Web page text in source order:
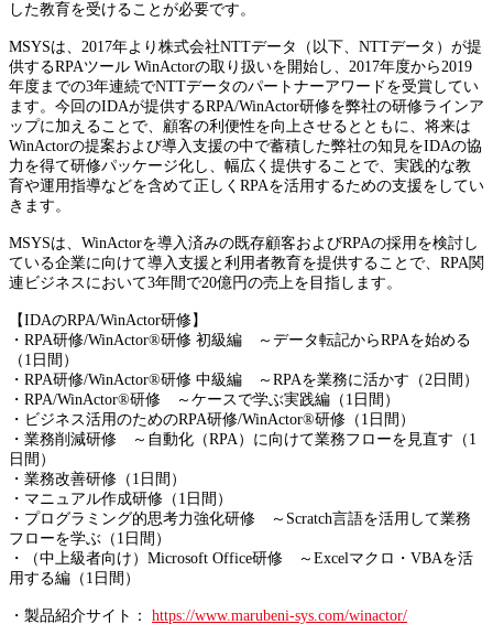
した教育を受けることが必要です。
MSYSは、2017年より株式会社NTTデータ（以下、NTTデータ）が提
供するRPAツール WinActorの取り扱いを開始し、2017年度から2019
年度までの3年連続でNTTデータのパートナーアワードを受賞してい
ます。今回のIDAが提供するRPA/WinActor研修を弊社の研修ラインア
ップに加えることで、顧客の利便性を向上させるとともに、将来は
WinActorの提案および導入支援の中で蓄積した弊社の知見をIDAの協
力を得て研修パッケージ化し、幅広く提供することで、実践的な教
育や運用指導などを含めて正しくRPAを活用するための支援をしてい
きます。
MSYSは、WinActorを導入済みの既存顧客およびRPAの採用を検討し
ている企業に向けて導入支援と利用者教育を提供することで、RPA関
連ビジネスにおいて3年間で20億円の売上を目指します。
【IDAのRPA/WinActor研修】
・RPA研修/WinActor®研修 初級編 ～データ転記からRPAを始める
（1日間）
・RPA研修/WinActor®研修 中級編 ～RPAを業務に活かす（2日間）
・RPA/WinActor®研修 ～ケースで学ぶ実践編（1日間）
・ビジネス活用のためのRPA研修/WinActor®研修（1日間）
・業務削減研修 ～自動化（RPA）に向けて業務フローを見直す（1
日間）
・業務改善研修（1日間）
・マニュアル作成研修（1日間）
・プログラミング的思考力強化研修 ～Scratch言語を活用して業務
フローを学ぶ（1日間）
・（中上級者向け）Microsoft Office研修 ～Excelマクロ・VBAを活
用する編（1日間）
・製品紹介サイト： https://www.marubeni-sys.com/winactor/